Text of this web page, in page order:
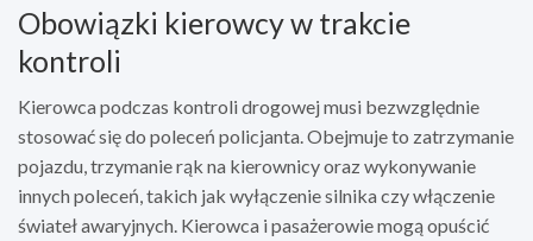
Obowiązki kierowcy w trakcie
kontroli
Kierowca podczas kontroli drogowej musi bezwzględnie
stosować się do poleceń policjanta. Obejmuje to zatrzymanie
pojazdu, trzymanie rąk na kierownicy oraz wykonywanie
innych poleceń, takich jak wyłączenie silnika czy włączenie
świateł awaryjnych. Kierowca i pasażerowie mogą opuścić